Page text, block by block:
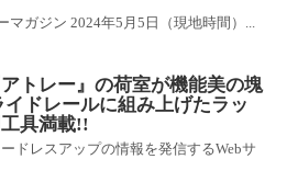
マガジン 2024年5月5日（現地時間）...
トレー』の荷室が機能美の塊
イドレールに組み上げたラッ
具満載!!
ードレスアップの情報を発信するWebサ